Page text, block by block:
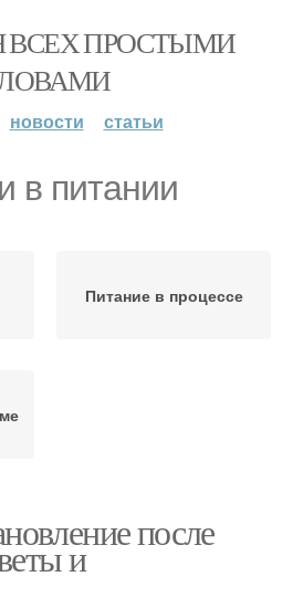
ВСЕХ ПРОСТЫМИ
новости статьи
в питании
Питание в процессе
после
и